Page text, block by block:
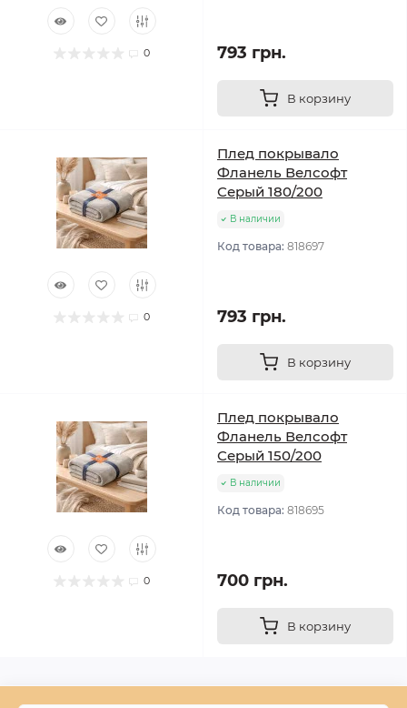
0 793 грн.
В корзину
0
Плед покрывало
Фланель Велсофт
Серый 180/200
В наличии
Код товара: 818697
793 грн.
В корзину
0
Плед покрывало
Фланель Велсофт
Серый 150/200
В наличии
Код товара: 818695
700 грн.
В корзину